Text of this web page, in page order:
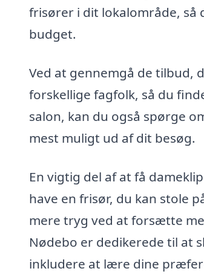
frisører i dit lokalområde, så
budget.
Ved at gennemgå de tilbud,
forskellige fagfolk, så du
salon, kan du også spørge
mest muligt ud af dit besøg.
En vigtig del af at få
have en frisør, du kan stole
mere tryg ved at forsætte
Nødebo er dedikerede til at
inkludere at lære dine